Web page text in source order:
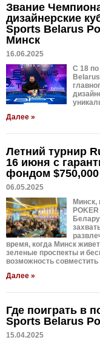
Звание
дизайнерские
Sports Belarus
Минск
16.06.2025
С 18
Далее »
Летний турнир
16 июня с
фондом $750,000
06.05.2025
Минск,
время, когда Минск
зеленые проспекты и
возможность
Далее »
Где поиграть в
Sports Belarus
15.04.2025